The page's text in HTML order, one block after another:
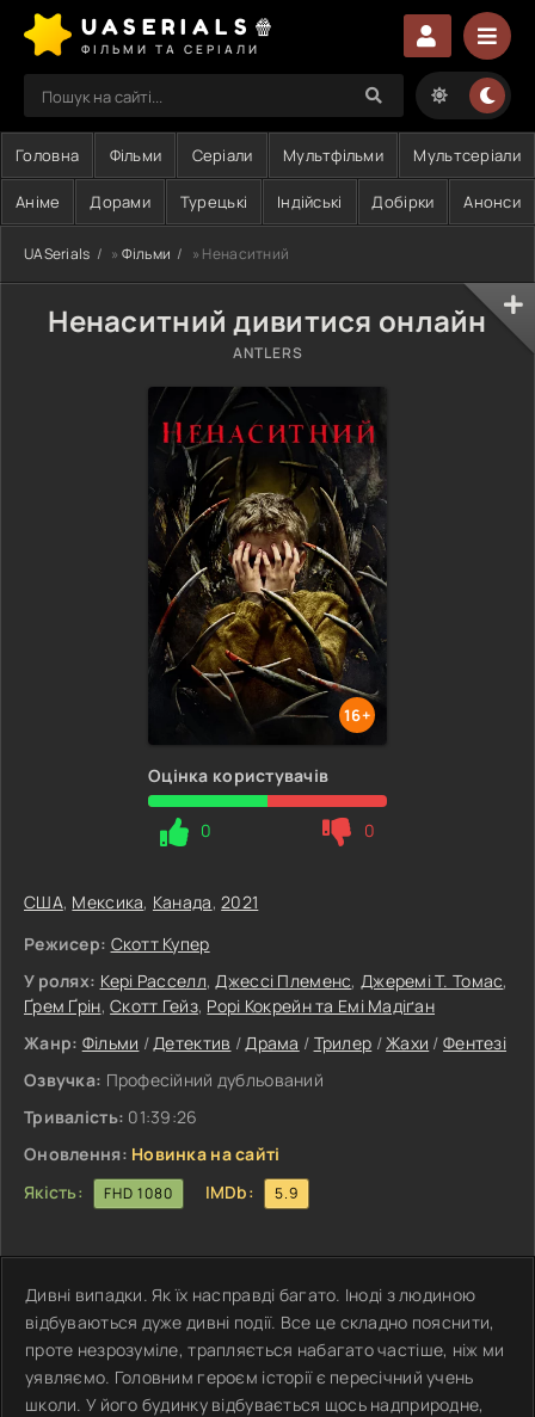
UASERIALS🍿
ФІЛЬМИ ТА СЕРІАЛИ
Головна Фільми Серіали Мультфільми Мультсеріали
Аніме Дорами Турецькі Індійські Добірки Анонси
UASerials » Фільми » Ненаситний
Ненаситний дивитися онлайн
ANTLERS
16+
Оцінка користувачів
0 0
США, Мексика, Канада,2021
Режисер: Скотт Купер
У ролях: Кері Расселл,Джессі Племенс, Джеремі Т. Томас,
Ґрем Ґрін,Скотт Гейз, Рорі Кокрейн та Емі Мадіґан
Жанр: Фільми /Детектив /Драма / Трилер /Жахи /Фентезі
Озвучка: Професійний дубльований
Тривалість: 01:39:26
Оновлення: Новинка на сайті
Якість:
FHD 1080 IMDb: 5.9
Дивні випадки. Як їх насправді багато. Іноді з людиною
відбуваються дуже дивні події. Все це складно пояснити,
проте незрозуміле, трапляється набагато частіше, ніж ми
уявляємо. Головним героєм історії є пересічний учень
школи. У його будинку відбувається щось надприродне,